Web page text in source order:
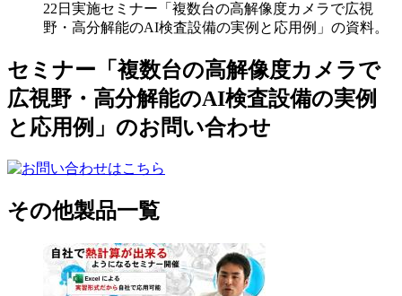
22日実施セミナー「複数台の高解像度カメラで広視
野・高分解能のAI検査設備の実例と応用例」の資料。
セミナー「複数台の高解像度カメラで
広視野・高分解能のAI検査設備の実例
と応用例」のお問い合わせ
その他製品一覧